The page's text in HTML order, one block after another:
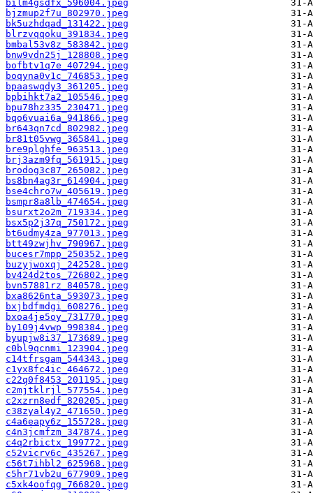
bilm4gsdfx_596004.jpeg
bjzmup2f7u_802970.jpeg
bk5uzhdqad_131422.jpeg
blrzvqqoku_391834.jpeg
bmbal53v8z_583842.jpeg
bnw9vdn25j_128808.jpeg
bofbtv1q7e_407294.jpeg
boqyna0v1c_746853.jpeg
bpaaswqdy3_361205.jpeg
bpbihkt7a2_105546.jpeg
bpu78hz335_230471.jpeg
bqo6vuai6a_941866.jpeg
br643qn7cd_802982.jpeg
br81t05vwg_365841.jpeg
bre9plghfe_963513.jpeg
brj3azm9fq_561915.jpeg
brodog3c87_265082.jpeg
bs8bn4ag3r_614904.jpeg
bse4chro7w_405619.jpeg
bsmpr8a8lb_474654.jpeg
bsurxt2o2m_719334.jpeg
bsx5p2j37q_750172.jpeg
bt6udmy4za_977013.jpeg
btt49zwjhv_790967.jpeg
bucesr7mpp_250352.jpeg
buzyjwoxqj_242528.jpeg
bv424d2tos_726802.jpeg
bvn57881rz_840578.jpeg
bxa8626nta_593073.jpeg
bxjbdfmdgi_608276.jpeg
bxoa4je5oy_731770.jpeg
by109j4vwp_998384.jpeg
byupjw8i37_173689.jpeg
c0bl9qcnmi_123904.jpeg
c14tfrsgam_544343.jpeg
c1yx8fc4ic_464672.jpeg
c22q0f8453_201195.jpeg
c2mjtklrjl_577554.jpeg
c2xzrn8edf_820205.jpeg
c38zyal4y2_471650.jpeg
c4a6eapy6z_155728.jpeg
c4n3jcmfzm_347874.jpeg
c4q2rbictx_199772.jpeg
c52vicrv6c_435267.jpeg
c56t7ihbl2_625968.jpeg
c5hr71vb2u_677909.jpeg
c5xk4oofqg_766820.jpeg